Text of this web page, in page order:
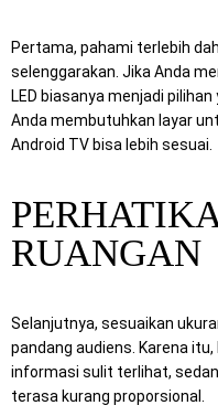
Pertama, pahami terlebih
selenggarakan. Jika Anda
LED biasanya menjadi
Anda membutuhkan layar
Android TV bisa lebih sesuai.
RUANGAN
Selanjutnya, sesuaikan
pandang audiens. Karena
informasi sulit terlihat,
terasa kurang proporsional.